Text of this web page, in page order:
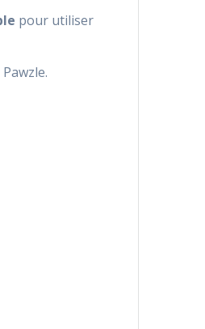
pour utiliser